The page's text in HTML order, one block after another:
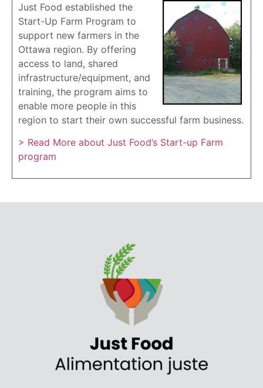
Just Food established the
Start-Up Farm Program to
support new farmers in the
Ottawa region. By offering
access to land, shared
infrastructure/equipment, and
training, the program aims to
enable more people in this
region to start their own successful farm business.
> Read More about Just Food’s Start-up Farm
program